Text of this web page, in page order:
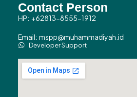
Contact Person
HP: +62813-8555-1912
Email: mspp@muhammadiyah.id
Developer Support